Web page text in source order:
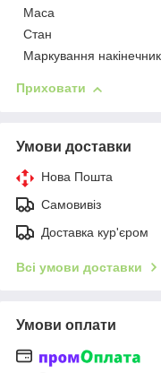
Маса
Стан
Маркування
Приховати
Умови доставки
Нова Пошта
Самовивіз
Доставка кур'єром
Всі умови доставки
Умови оплати